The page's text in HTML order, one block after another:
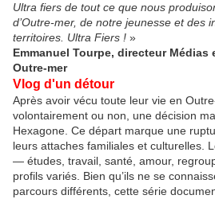
Ultra fiers de tout ce que nous
d’Outre-mer, de notre jeunesse et des
territoires. Ultra Fiers ! »
Emmanuel Tourpe, directeur
Outre-mer
Vlog d'un détour
Après avoir vécu toute leur vie en
volontairement ou non, une décision
Hexagone. Ce départ marque une
leurs attaches familiales et culturelles.
— études, travail, santé, amour,
profils variés. Bien qu’ils ne se
parcours différents, cette série